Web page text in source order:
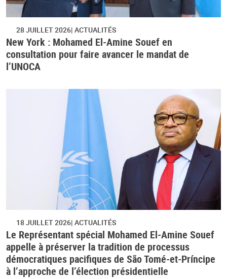
28 JUILLET 2026 ACTUALITÉS
New York : Mohamed El-Amine Souef en
consultation pour faire avancer le mandat de
l’UNOCA
18 JUILLET 2026 ACTUALITÉS
Le Représentant spécial Mohamed El-Amine Souef
appelle à préserver la tradition de processus
démocratiques pacifiques de São Tomé-et-Príncipe
à l’approche de l’élection présidentielle